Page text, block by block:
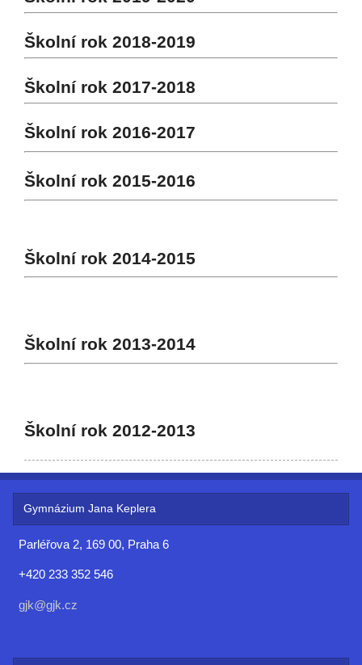
Školní rok 2018-2019
Školní rok 2017-2018
Školní rok 2016-2017
Školní rok 2015-2016
Školní rok 2014-2015
Školní rok 2013-2014
Školní rok 2012-2013
Gymnázium Jana Keplera
Parléřova 2, 169 00, Praha 6
+420 233 352 546
gjk@gjk.cz